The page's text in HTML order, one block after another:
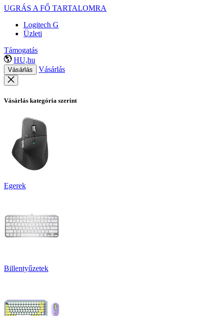
UGRÁS A FŐ TARTALOMRA
Logitech G
Üzleti
Támogatás
HU,hu
Vásárlás Vásárlás
Vásárlás kategória szerint
Egerek
Billentyűzetek